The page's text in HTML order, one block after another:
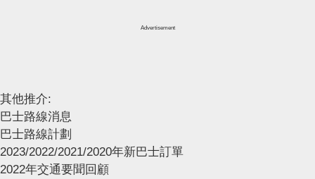
Advertisement
其他推介:
巴士路線消息
巴士路線計劃
2023/2022/2021/2020年新巴士訂單
2022年交通要聞回顧